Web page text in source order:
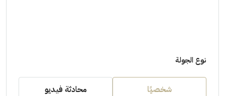
نوع الجولة
شخصيًا محادثة فيديو